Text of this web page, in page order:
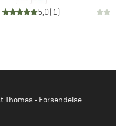
5,0( 1)
Thomas - Forsendelse